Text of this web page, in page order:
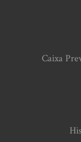
Caixa